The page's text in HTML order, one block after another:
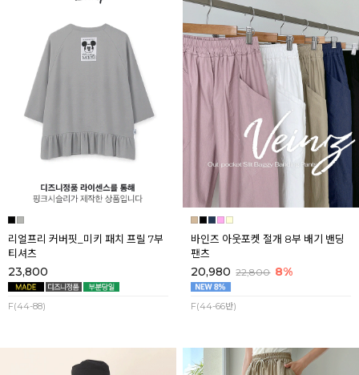
리얼프리 커버핏_미키 패치 프릴 7부
티셔츠
23,800
F(44-88)
바인즈 아웃포켓 절개 8부 배기 밴딩
팬츠
20,980 22,800 8%
F(44-66반)